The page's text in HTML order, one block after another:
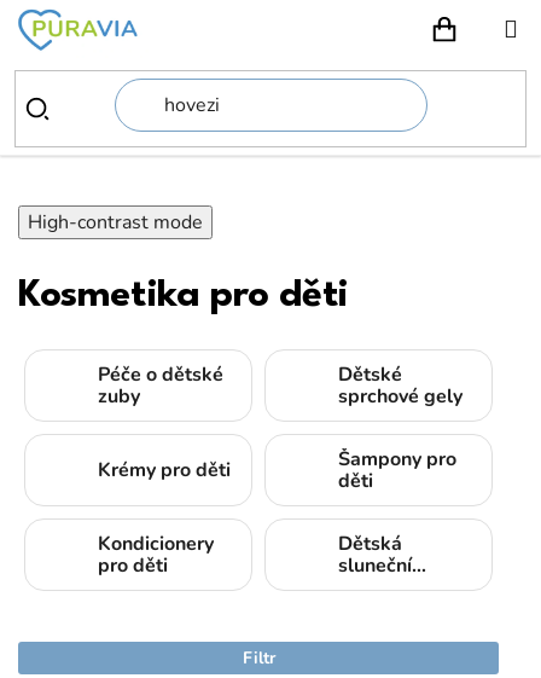
Přejít
obsah
High-contrast mode
Kosmetika pro děti
Péče o dětské
zuby
Dětské
sprchové gely
Krémy pro děti
Šampony pro
děti
Kondicionery
pro děti
Dětská
sluneční
ochrana
Filtr